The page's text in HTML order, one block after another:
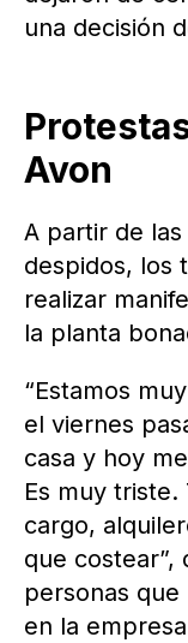
una decisión
Avon
A partir de
despidos, los
realizar
la planta
“Estamos
el viernes
casa y hoy
Es muy triste.
cargo,
que costear”,
personas
en la